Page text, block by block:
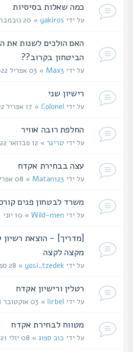
כמה שאלות בסיסיות
על ידיyakiros» 20 נובמבר 2023, 09:16
האם הולכים לשנות את
הביטחון בקרוב??
על ידיMax3» 03 אפריל 2022, 15:03
רישיון שני
על ידיColonel» 17 אפריל 2022, 12:13
החלפת רובה אוויר
על ידיטריגר» 12 פברואר 2022, 13:54
עצה בבחירת אקדח
על ידיMatan123» 08 אפריל 2022, 07:44
משרד לבטחון פנים
על ידיWild-men» 10 יוני 2021, 17:42
מקצה לקצה
על ידיyosi_tzedek» 28 ספטמבר 2021, 16:17
רטלין ורישיון אקדח
על ידיlirbel» 03 אוקטובר 2021, 12:04
מטווח לבחירת אקדח
על ידיבוב ספוג » 08 יולי 2021, 18:10